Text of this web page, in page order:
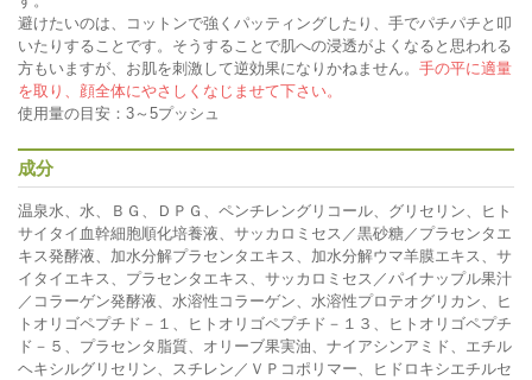
避けたいのは、コットンで強くパッティングしたり、手でパチパチと叩
いたりすることです。そうすることで肌への浸透がよくなると思われる
方もいますが、お肌を刺激して逆効果になりかねません。 手の平に適量
を取り、顔全体にやさしくなじませて下さい。
使用量の目安：3～5プッシュ
成分
温泉水、水、ＢＧ、ＤＰＧ、ペンチレングリコール、グリセリン、ヒト
サイタイ血幹細胞順化培養液、サッカロミセス／黒砂糖／プラセンタエ
キス発酵液、加水分解プラセンタエキス、加水分解ウマ羊膜エキス、サ
イタイエキス、プラセンタエキス、サッカロミセス／パイナップル果汁
／コラーゲン発酵液、水溶性コラーゲン、水溶性プロテオグリカン、ヒ
トオリゴペプチド－１、ヒトオリゴペプチド－１３、ヒトオリゴペプチ
ド－５、プラセンタ脂質、オリーブ果実油、ナイアシンアミド、エチル
ヘキシルグリセリン、スチレン／ＶＰコポリマー、ヒドロキシエチルセ